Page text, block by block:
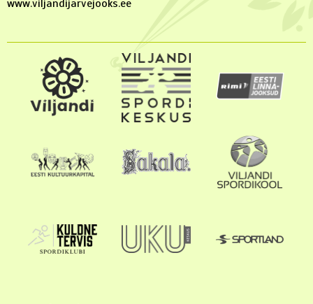
www.viljandijarvejooks.ee